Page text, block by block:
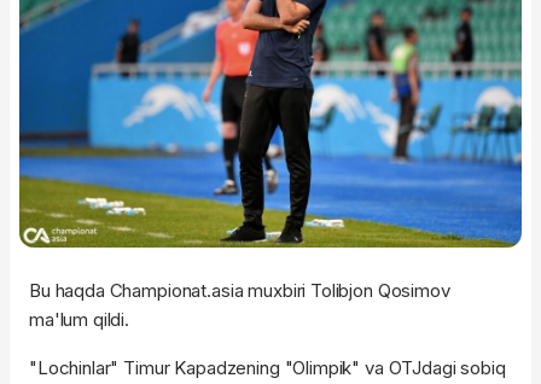
Bu haqda Championat.asia muxbiri Tolibjon Qosimov
ma'lum qildi.
"Lochinlar" Timur Kapadzening "Olimpik" va OTJdagi sobiq